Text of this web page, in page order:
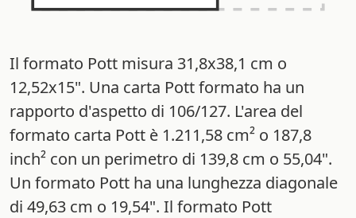
Il formato Pott misura 31,8x38,1 cm o
12,52x15". Una carta Pott formato ha un
rapporto d'aspetto di 106/127. L'area del
formato carta Pott è 1.211,58 cm² o 187,8
inch² con un perimetro di 139,8 cm o 55,04".
Un formato Pott ha una lunghezza diagonale
di 49,63 cm o 19,54". Il formato Pott